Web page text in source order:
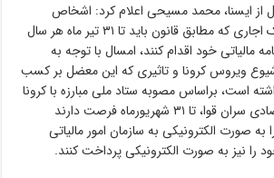
روا 24 به نقل از ایسنا، محمد مسیحی اعلام کرد: اشخاص
حقوقی و صاحبان املاک اجاری که مطابق قانون باید تا ۳۱ تیر ماه هر سال
مالیاتی خود اقدام کنند، امسال با توجه به
ویروس کرونا و تاثیری که این معضل بر کسب
است، براساس مصوبه ستاد ملی مبارزه با کرونا
و شورای هماهنگی اقتصادی سران قوا، تا ۳۱ شهریورماه فرصت دارند
به صورت الکترونیکی به سازمان امور مالیاتی
را نیز به صورت الکترونیکی پرداخت کنند.